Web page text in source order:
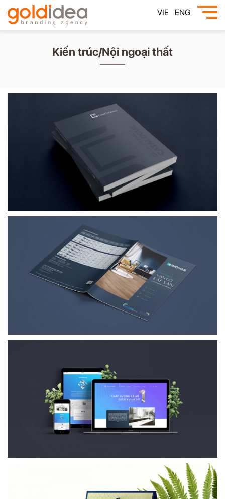
VIE ENG
Kiến trúc/Nội ngoại thất
Casaceramics
Thiết kế Catalogue, Brochure
Xem thêm →
Inovar
Sàn gỗ
Thiết kế Catalogue
Hà Nội
Xem thêm →
TPT furniture
Nội ngoại thất
Thiết kế logo thương hiệu
Đà Nẵng
Xem thêm →
Vina-sanwa